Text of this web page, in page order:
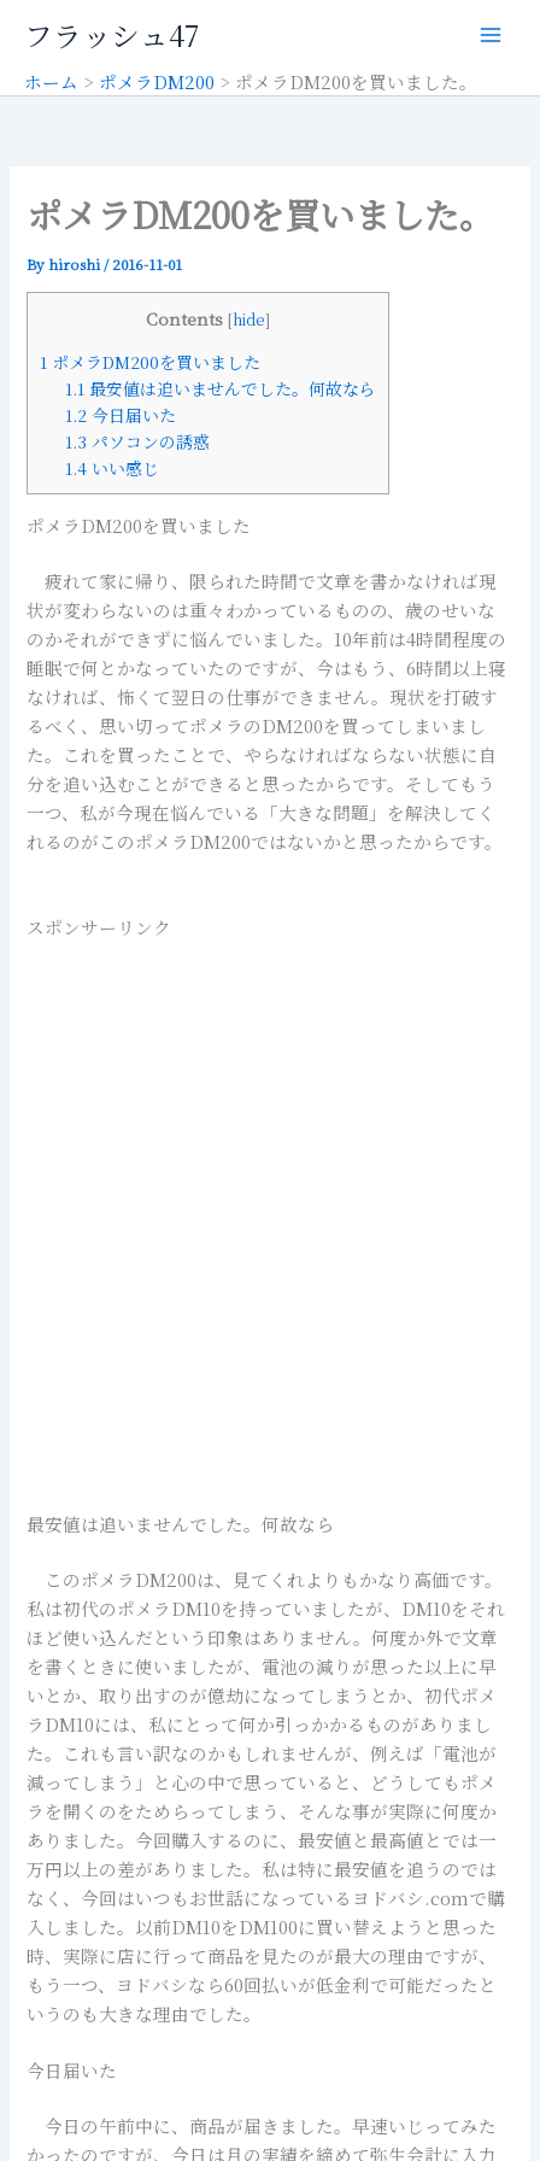
ス
フラッシュ47
ホーム ポメラDM200 ポメラDM200を買いました。
ポメラDM200を買いました。
By hiroshi /2016-11-01
Contents [hide]
1 ポメラDM200を買いました
1.1 最安値は追いませんでした。何故なら
1.2 今日届いた
1.3 パソコンの誘惑
1.4 いい感じ
ポメラDM200を買いました
疲れて家に帰り、限られた時間で文章を書かなければ現
状が変わらないのは重々わかっているものの、歳のせいな
のかそれができずに悩んでいました。10年前は4時間程度の
睡眠で何とかなっていたのですが、今はもう、6時間以上寝
なければ、怖くて翌日の仕事ができません。現状を打破す
るべく、思い切ってポメラのDM200を買ってしまいまし
た。これを買ったことで、やらなければならない状態に自
分を追い込むことができると思ったからです。そしてもう
一つ、私が今現在悩んでいる「大きな問題」を解決してく
れるのがこのポメラDM200ではないかと思ったからです。
スポンサーリンク
最安値は追いませんでした。何故なら
このポメラDM200は、見てくれよりもかなり高価です。
私は初代のポメラDM10を持っていましたが、DM10をそれ
ほど使い込んだという印象はありません。何度か外で文章
を書くときに使いましたが、電池の減りが思った以上に早
いとか、取り出すのが億劫になってしまうとか、初代ポメ
ラDM10には、私にとって何か引っかかるものがありまし
た。これも言い訳なのかもしれませんが、例えば「電池が
減ってしまう」と心の中で思っていると、どうしてもポメ
ラを開くのをためらってしまう、そんな事が実際に何度か
ありました。今回購入するのに、最安値と最高値とでは一
万円以上の差がありました。私は特に最安値を追うのでは
なく、今回はいつもお世話になっているヨドバシ.comで購
入しました。以前DM10をDM100に買い替えようと思った
時、実際に店に行って商品を見たのが最大の理由ですが、
もう一つ、ヨドバシなら60回払いが低金利で可能だったと
いうのも大きな理由でした。
今日届いた
今日の午前中に、商品が届きました。早速いじってみた
かったのですが、今日は月の実績を締めて弥生会計に入力